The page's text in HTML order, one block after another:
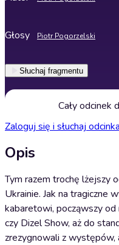
Głosy Piotr Pogorzelski
Słuchaj fragmentu
Cały odcinek
Zaloguj się i słuchaj odcinka
Opis
Tym razem trochę lżejszy
Ukrainie. Jak na tragiczne
kabaretowi, począwszy
czy Dizel Show, aż do
zrezygnowali z występów,